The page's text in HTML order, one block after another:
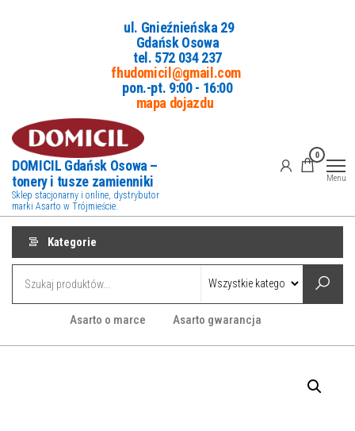
ul. Gnieźnieńska 29
Gdańsk Osowa
tel. 572 034 237
fhudomicil@gmail.com
pon.-pt. 9:00 - 16:00
mapa dojazdu
DOMICIL Gdańsk Osowa –
tonery i tusze zamienniki
Sklep stacjonarny i online, dystrybutor
marki Asarto w Trójmieście.
0
Menu
Kategorie
Asarto o marce Asarto gwarancja